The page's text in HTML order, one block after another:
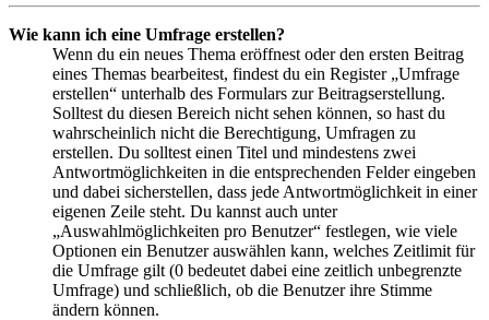
Wie kann ich eine Umfrage erstellen?
Wenn du ein neues Thema eröffnest oder den ersten Beitrag
eines Themas bearbeitest, findest du ein Register „Umfrage
erstellen“ unterhalb des Formulars zur Beitragserstellung.
Solltest du diesen Bereich nicht sehen können, so hast du
wahrscheinlich nicht die Berechtigung, Umfragen zu
erstellen. Du solltest einen Titel und mindestens zwei
Antwortmöglichkeiten in die entsprechenden Felder eingeben
und dabei sicherstellen, dass jede Antwortmöglichkeit in einer
eigenen Zeile steht. Du kannst auch unter
„Auswahlmöglichkeiten pro Benutzer“ festlegen, wie viele
Optionen ein Benutzer auswählen kann, welches Zeitlimit für
die Umfrage gilt (0 bedeutet dabei eine zeitlich unbegrenzte
Umfrage) und schließlich, ob die Benutzer ihre Stimme
ändern können.